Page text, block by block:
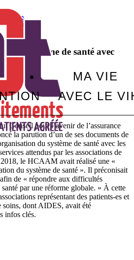
MA VIE
AVEC LE
Brèves
du système de santé avec
Conseil pour l’avenir de l’assurance
la parution d’un de ses documents de
du système de santé avec les
attendus par les associations de
2018, le HCAAM avait réalisé une «
du système de santé ». Il préconisait
de « répondre aux difficultés
par une réforme globale. » À cette
représentant des patients-es et
soins, dont AIDES, avait été
infos clés.